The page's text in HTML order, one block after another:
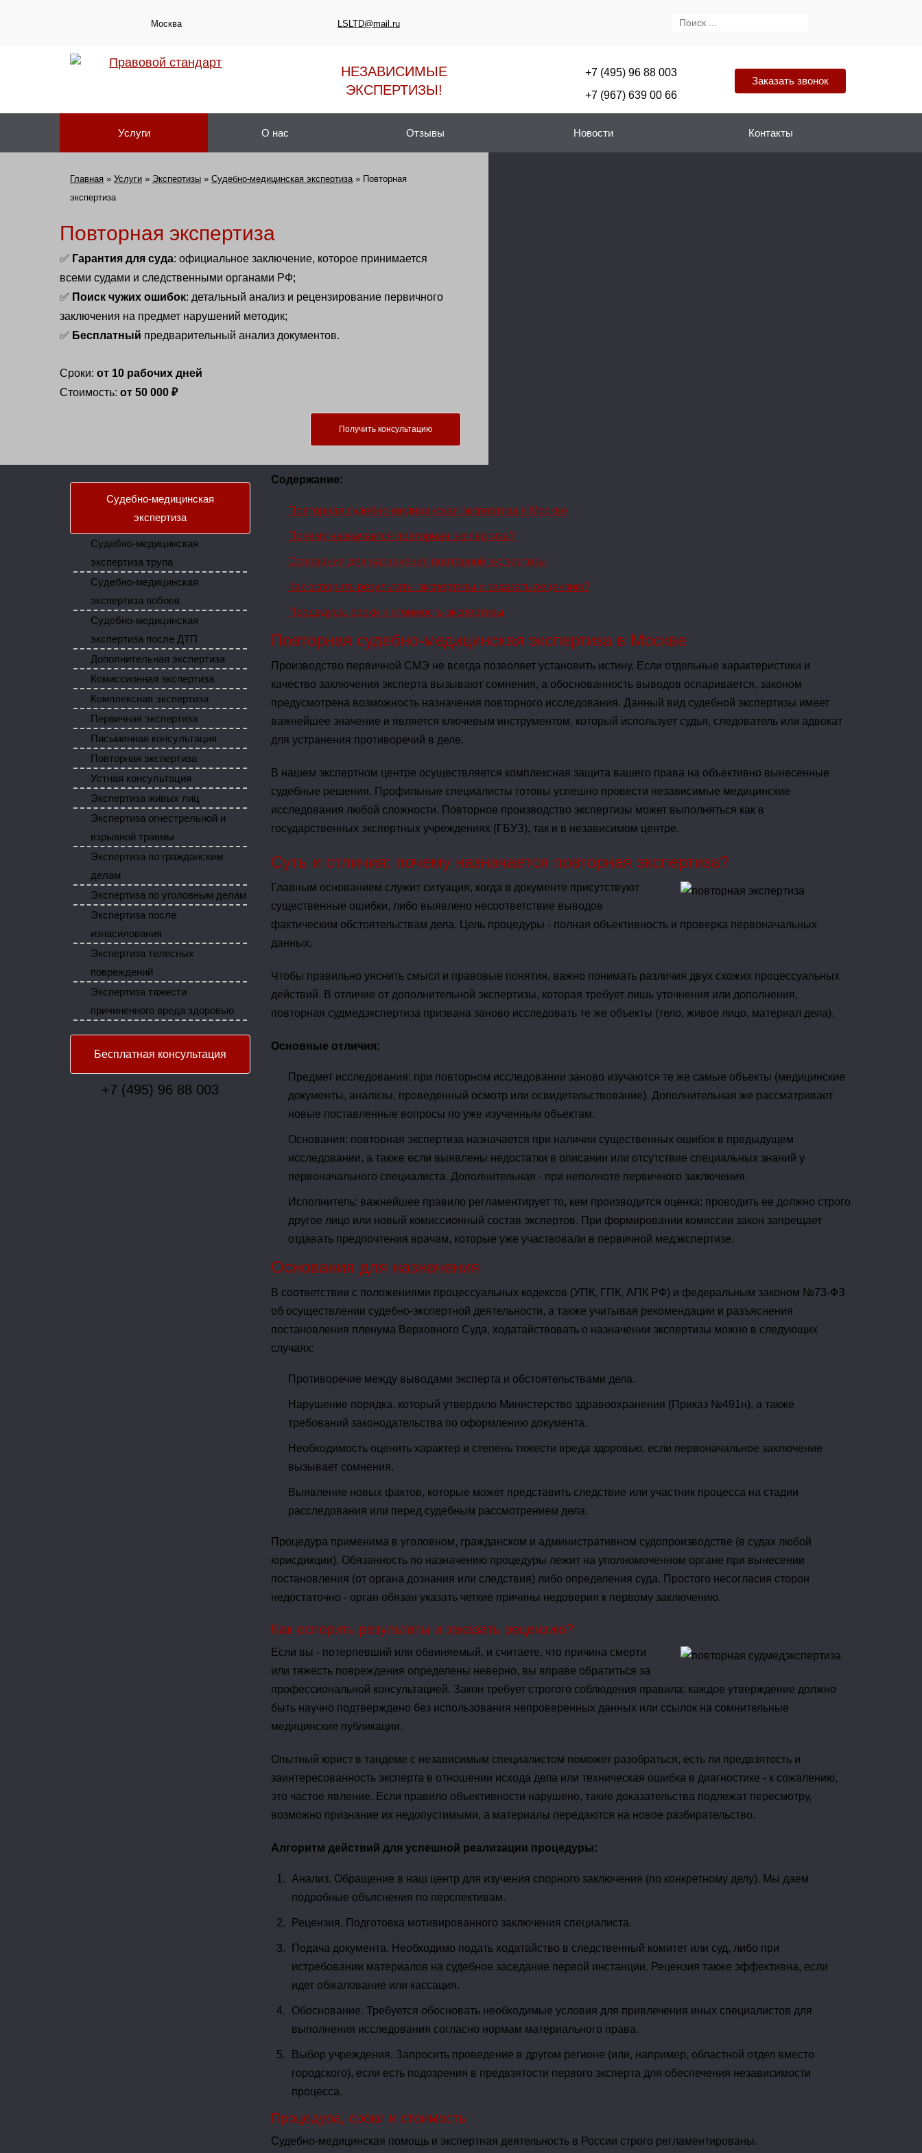
Москва LSLTD@mail.ru
НЕЗАВИСИМЫЕ
ЭКСПЕРТИЗЫ!
+7 (495) 96 88 003
+7 (967) 639 00 66
Заказать звонок
Услуги О нас Отзывы Новости Контакты
Главная » Услуги » Экспертизы » Судебно-медицинская экспертиза» Повторная
экспертиза
Повторная экспертиза
✅ Гарантия для суда: официальное заключение, которое принимается
всеми судами и следственными органами РФ;
✅ Поиск чужих ошибок: детальный анализ и рецензирование первичного
заключения на предмет нарушений методик;
✅ Бесплатный предварительный анализ документов.
Сроки: от 10 рабочих дней
Стоимость: от 50 000 ₽
Получить консультацию
Содержание:
Повторная судебно-медицинская экспертиза в Москве
Почему назначается повторная экспертиза?
Основания для назначения повторной экспертизы
Как оспорить результаты экспертизы и заказать рецензию?
Процедура, сроки и стоимость экспертизы
Повторная судебно-медицинская экспертиза в Москве
Производство первичной СМЭ не всегда позволяет установить истину. Если отдельные характеристики и
качество заключения эксперта вызывают сомнения, а обоснованность выводов оспаривается, законом
предусмотрена возможность назначения повторного исследования. Данный вид судебной экспертизы имеет
важнейшее значение и является ключевым инструментом, который использует судья, следователь или адвокат
для устранения противоречий в деле.
В нашем экспертном центре осуществляется комплексная защита вашего права на объективно вынесенные
судебные решения. Профильные специалисты готовы успешно провести независимые медицинские
исследования любой сложности. Повторное производство экспертизы может выполняться как в
государственных экспертных учреждениях (ГБУЗ), так и в независимом центре.
Суть и отличия: почему назначается повторная экспертиза?
Главным основанием служит ситуация, когда в документе присутствуют
существенные ошибки, либо выявлено несоответствие выводов
фактическим обстоятельствам дела. Цель процедуры - полная объективность и проверка первоначальных
данных.
Чтобы правильно уяснить смысл и правовые понятия, важно понимать различия двух схожих процессуальных
действий. В отличие от дополнительной экспертизы, которая требует лишь уточнения или дополнения,
повторная судмедэкспертиза призвана заново исследовать те же объекты (тело, живое лицо, материал дела).
Основные отличия:
Предмет исследования: при повторном исследовании заново изучаются те же самые объекты (медицинские
документы, анализы, проведенный осмотр или освидетельствование). Дополнительная же рассматривает
новые поставленные вопросы по уже изученным объектам.
Основания: повторная экспертиза назначается при наличии существенных ошибок в предыдущем
исследовании, а также если выявлены недостатки в описании или отсутствие специальных знаний у
первоначального специалиста. Дополнительная - при неполноте первичного заключения.
Исполнитель: важнейшее правило регламентирует то, кем производится оценка: проводить ее должно строго
другое лицо или новый комиссионный состав экспертов. При формировании комиссии закон запрещает
отдавать предпочтения врачам, которые уже участвовали в первичной медэкспертизе.
Основания для назначения
В соответствии с положениями процессуальных кодексов (УПК, ГПК, АПК РФ) и федеральным законом №73-ФЗ
об осуществлении судебно-экспертной деятельности, а также учитывая рекомендации и разъяснения
постановления пленума Верховного Суда, ходатайствовать о назначении экспертизы можно в следующих
случаях:
Противоречие между выводами эксперта и обстоятельствами дела.
Нарушение порядка, который утвердило Министерство здравоохранения (Приказ №491н), а также
требований законодательства по оформлению документа.
Необходимость оценить характер и степень тяжести вреда здоровью, если первоначальное заключение
вызывает сомнения.
Выявление новых фактов, которые может представить следствие или участник процесса на стадии
расследования или перед судебным рассмотрением дела.
Процедура применима в уголовном, гражданском и административном судопроизводстве (в судах любой
юрисдикции). Обязанность по назначению процедуры лежит на уполномоченном органе при вынесении
постановления (от органа дознания или следствия) либо определения суда. Простого несогласия сторон
недостаточно - орган обязан указать четкие причины недоверия к первому заключению.
Как оспорить результаты и заказать рецензию?
Если вы - потерпевший или обвиняемый, и считаете, что причина смерти
или тяжесть повреждения определены неверно, вы вправе обратиться за
профессиональной консультацией. Закон требует строгого соблюдения правила: каждое утверждение должно
быть научно подтверждено без использования непроверенных данных или ссылок на сомнительные
медицинские публикации.
Опытный юрист в тандеме с независимым специалистом поможет разобраться, есть ли предвзятость и
заинтересованность эксперта в отношении исхода дела или техническая ошибка в диагностике - к сожалению,
это частое явление. Если правило объективности нарушено, такие доказательства подлежат пересмотру,
возможно признание их недопустимыми, а материалы передаются на новое разбирательство.
Алгоритм действий для успешной реализации процедуры:
Анализ. Обращение в наш центр для изучения спорного заключения (по конкретному делу). Мы даем
подробные объяснения по перспективам.
Рецензия. Подготовка мотивированного заключения специалиста.
Подача документа. Необходимо подать ходатайство в следственный комитет или суд, либо при
истребовании материалов на судебное заседание первой инстанции. Рецензия также эффективна, если
идет обжалование или кассация.
Обоснование. Требуется обосновать необходимые условия для привлечения иных специалистов для
выполнения исследования согласно нормам материального права.
Выбор учреждения. Запросить проведение в другом регионе (или, например, областной отдел вместо
городского), если есть подозрения в предвзятости первого эксперта для обеспечения независимости
процесса.
Процедура, сроки и стоимость
Судебно-медицинская помощь и экспертная деятельность в России строго регламентированы.
Судебно-медицинская
экспертиза
Судебно-медицинская
экспертиза трупа
Судебно-медицинская
экспертиза побоев
Судебно-медицинская
экспертиза после ДТП
Дополнительная экспертиза
Комиссионная экспертиза
Комплексная экспертиза
Первичная экспертиза
Письменная консультация
Повторная экспертиза
Устная консультация
Экспертиза живых лиц
Экспертиза огнестрельной и
взрывной травмы
Экспертиза по гражданским
делам
Экспертиза по уголовным делам
Экспертиза после
изнасилования
Экспертиза телесных
повреждений
Экспертиза тяжести
причиненного вреда здоровью
Бесплатная консультация
+7 (495) 96 88 003